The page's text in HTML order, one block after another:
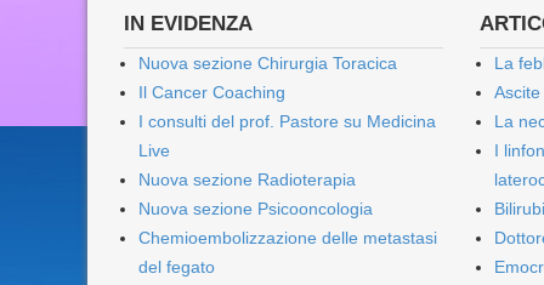
IN EVIDENZA
Nuova sezione Chirurgia Toracica
Il Cancer Coaching
I consulti del prof. Pastore su Medicina
Live
Nuova sezione Radioterapia
Nuova sezione Psicooncologia
Chemioembolizzazione delle metastasi
del fegato
La
La
I